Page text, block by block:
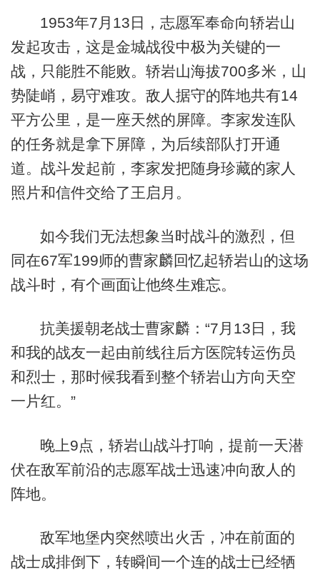
1953年7月13日，志愿军奉命向轿岩山
发起攻击，这是金城战役中极为关键的一
战，只能胜不能败。轿岩山海拔700多米，山
势陡峭，易守难攻。敌人据守的阵地共有14
平方公里，是一座天然的屏障。李家发连队
的任务就是拿下屏障，为后续部队打开通
道。战斗发起前，李家发把随身珍藏的家人
照片和信件交给了王启月。
如今我们无法想象当时战斗的激烈，但
同在67军199师的曹家麟回忆起轿岩山的这场
战斗时，有个画面让他终生难忘。
抗美援朝老战士曹家麟：“7月13日，我
和我的战友一起由前线往后方医院转运伤员
和烈士，那时候我看到整个轿岩山方向天空
一片红。”
晚上9点，轿岩山战斗打响，提前一天潜
伏在敌军前沿的志愿军战士迅速冲向敌人的
阵地。
敌军地堡内突然喷出火舌，冲在前面的
战士成排倒下，转瞬间一个连的战士已经牺